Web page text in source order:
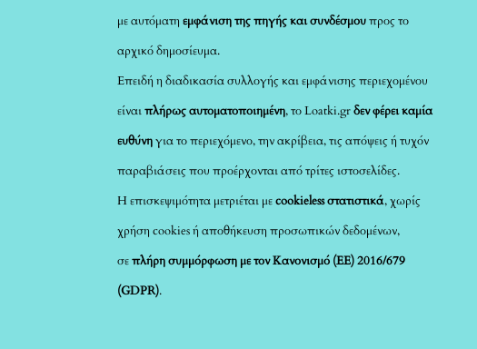
με αυτόματηεμφάνιση της πηγής και συνδέσμουπρος το
αρχικό δημοσίευμα.
Επειδή η διαδικασία συλλογής και εμφάνισης περιεχομένου
είναιπλήρως αυτοματοποιημένη, το Loatki.grδεν φέρει καμία
ευθύνηγια το περιεχόμενο, την ακρίβεια, τις απόψεις ή τυχόν
παραβιάσεις που προέρχονται από τρίτες ιστοσελίδες.
Η επισκεψιμότητα μετριέται μεcookieless στατιστικά, χωρίς
χρήση cookies ή αποθήκευση προσωπικών δεδομένων,
σεπλήρη συμμόρφωση με τον Κανονισμό (ΕΕ) 2016/679
(GDPR).